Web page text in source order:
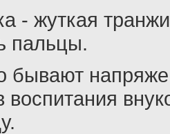
- жуткая
пальцы.
бывают
воспитания